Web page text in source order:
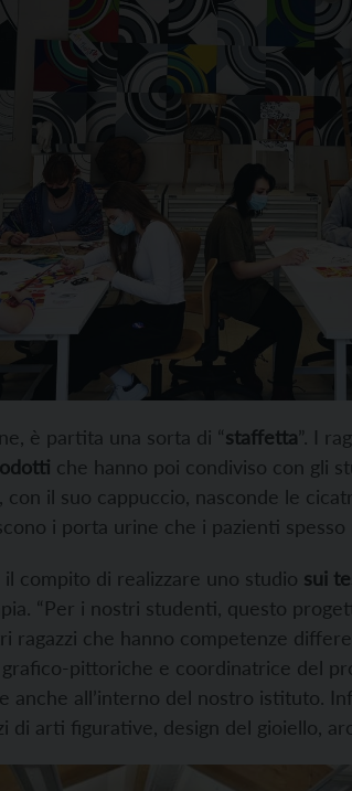
è partita una sorta di “staffetta”. I
che hanno poi condiviso con gli
con il suo cappuccio, nasconde le
i porta urine che i pazienti
il compito di realizzare uno studio sui
“Per i nostri studenti, questo
ragazzi che hanno competenze
pittoriche e coordinatrice del
anche all’interno del nostro istituto.
di arti figurative, design del gioiello,